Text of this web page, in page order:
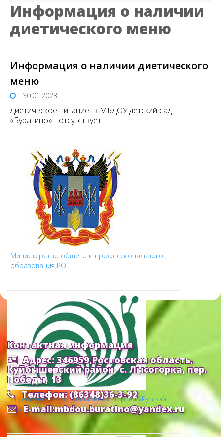
Информация о наличии
диетического меню
Информация о наличии диетического
меню
30.01.2023
Диетическое питание в МБДОУ детский сад
«Буратино» - отсутствует
Министерство общего и профессионального
образования РО
Cправочно-информационный портал «Русский
язык»
Контактная информация
Адрес: 346959,Ростовская область,
Куйбышевский район, с. Лысогорка, пер.
Победы, 13
Телефон: (86348)36-3-92
E-mail:mbdou.buratino@yandex.ru